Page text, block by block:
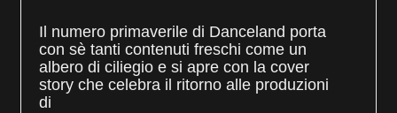
Il numero primaverile di Danceland porta
con sè tanti contenuti freschi come un
albero di ciliegio e si apre con la cover
story che celebra il ritorno alle produzioni
di